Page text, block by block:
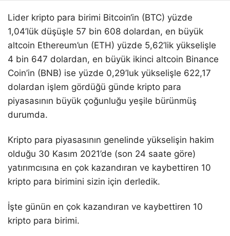
Lider kripto para birimi Bitcoin‘in (BTC) yüzde
1,04’lük düşüşle 57 bin 608 dolardan, en büyük
altcoin Ethereum’un (ETH) yüzde 5,62’lik yükselişle
4 bin 647 dolardan, en büyük ikinci altcoin Binance
Coin’in (BNB) ise yüzde 0,29’luk yükselişle 622,17
dolardan işlem gördüğü günde kripto para
piyasasının büyük çoğunluğu yeşile bürünmüş
durumda.
Kripto para piyasasının genelinde yükselişin hakim
olduğu 30 Kasım 2021’de (son 24 saate göre)
yatırımcısına en çok kazandıran ve kaybettiren 10
kripto para birimini sizin için derledik.
İşte günün en çok kazandıran ve kaybettiren 10
kripto para birimi.